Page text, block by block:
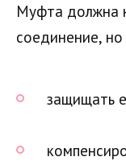
Муфта должна
соединение, но
защищать